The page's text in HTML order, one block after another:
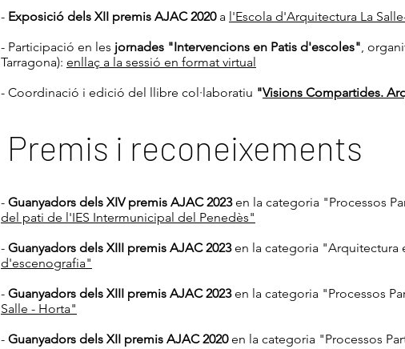
- Exposició dels XII premis AJAC 2020a l'Escola d'Arquitectura La
- Participació en les jornades "Intervencions en Patis d'escoles",
Tarragona): enllaç a la sessió en format virtual
- Coordinació i edició del llibre col·laboratiu "Visions Compartides.
Premis i reconeixements
- Guanyadors dels XIV premis AJAC 2023en la categoria "Processos
del pati de l'IES Intermunicipal del Penedès"
- Guanyadors dels XIII premis AJAC 2023en la categoria "Arquitectura
d'escenografia"
- Guanyadors dels XIII premis AJAC 2023en la categoria "Processos
Salle - Horta"
- Guanyadors dels XII premis AJAC 2020en la categoria "Processos